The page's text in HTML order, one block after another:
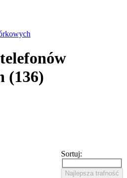
(136)
Sortuj:
Najlepsza trafność